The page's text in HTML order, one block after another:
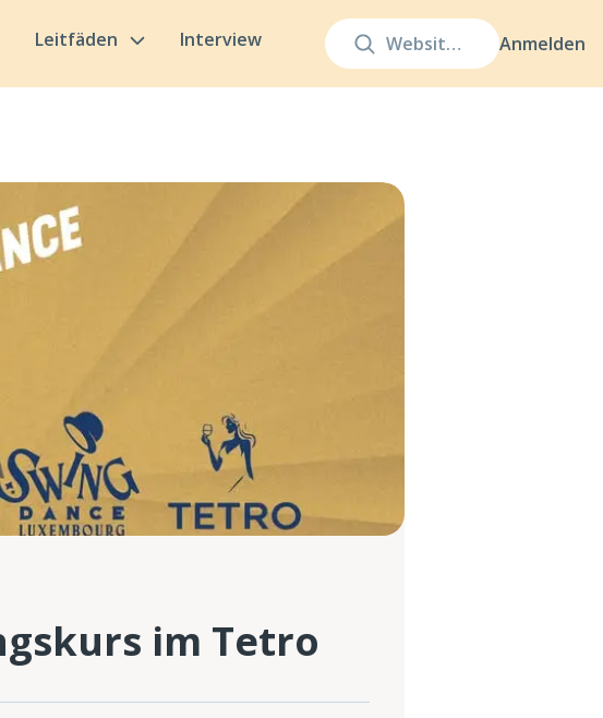
Anmelden
Leitfäden Interview
im Tetro